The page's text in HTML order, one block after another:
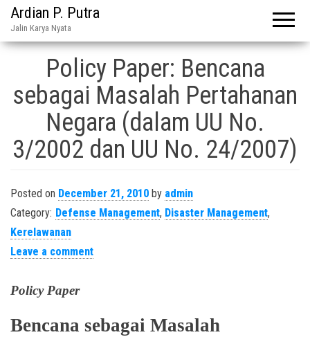
Ardian P. Putra
Jalin Karya Nyata
Policy Paper: Bencana
sebagai Masalah Pertahanan
Negara (dalam UU No.
3/2002 dan UU No. 24/2007)
Posted on December 21, 2010 by admin
Category: Defense Management, Disaster Management,
Kerelawanan
Leave a comment
Policy Paper
Bencana sebagai Masalah